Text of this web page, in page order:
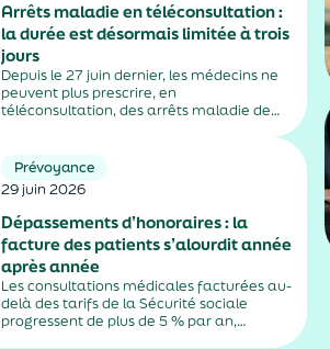
Arrêts maladie en téléconsultation :
la durée est désormais limitée à trois
jours
Depuis le 27 juin dernier, les médecins ne
peuvent plus prescrire, en
téléconsultation, des arrêts maladie de
sociales et fiscales, s'inscrit dans un
durcissement plus...
Prévoyance
29 juin 2026
Dépassements d’honoraires : la
facture des patients s’alourdit année
après année
Les consultations médicales facturées au-
delà des tarifs de la Sécurité sociale
progressent de plus de 5 % par an,
alimentés par la montée en puissance des